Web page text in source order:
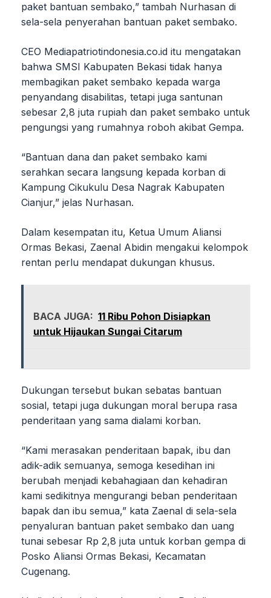
paket bantuan sembako,” tambah Nurhasan di
sela-sela penyerahan bantuan paket sembako.
CEO Mediapatriotindonesia.co.id itu mengatakan
bahwa SMSI Kabupaten Bekasi tidak hanya
membagikan paket sembako kepada warga
penyandang disabilitas, tetapi juga santunan
sebesar 2,8 juta rupiah dan paket sembako untuk
pengungsi yang rumahnya roboh akibat Gempa.
“Bantuan dana dan paket sembako kami
serahkan secara langsung kepada korban di
Kampung Cikukulu Desa Nagrak Kabupaten
Cianjur,” jelas Nurhasan.
Dalam kesempatan itu, Ketua Umum Aliansi
Ormas Bekasi, Zaenal Abidin mengakui kelompok
rentan perlu mendapat dukungan khusus.
BACA JUGA: 11 Ribu Pohon Disiapkan
untuk Hijaukan Sungai Citarum
Dukungan tersebut bukan sebatas bantuan
sosial, tetapi juga dukungan moral berupa rasa
penderitaan yang sama dialami korban.
“Kami merasakan penderitaan bapak, ibu dan
adik-adik semuanya, semoga kesedihan ini
berubah menjadi kebahagiaan dan kehadiran
kami sedikitnya mengurangi beban penderitaan
bapak dan ibu semua,” kata Zaenal di sela-sela
penyaluran bantuan paket sembako dan uang
tunai sebesar Rp 2,8 juta untuk korban gempa di
Posko Aliansi Ormas Bekasi, Kecamatan
Cugenang.